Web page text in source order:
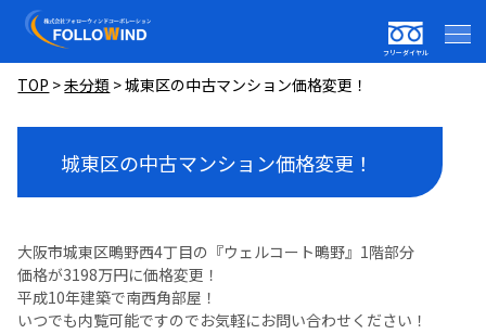
フリーダイヤル
TOP >未分類 >城東区の中古マンション価格変更！
城東区の中古マンション価格変更！
大阪市城東区鴫野西4丁目の『ウェルコート鴫野』1階部分
価格が3198万円に価格変更！
平成10年建築で南西角部屋！
いつでも内覧可能ですのでお気軽にお問い合わせください！